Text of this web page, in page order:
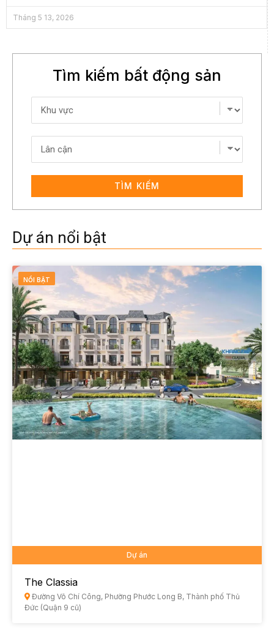
Tháng 5 13, 2026
Tìm kiếm bất động sản
TÌM KIẾM
Dự án nổi bật
NỔI BẬT
Dự án
The Classia
Đường Võ Chí Công, Phường Phước Long B, Thành phố Thủ
Đức (Quận 9 cũ)